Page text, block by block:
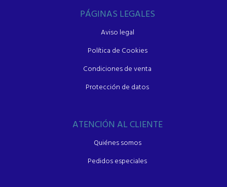
PÁGINAS LEGALES
Aviso legal
Política de Cookies
Condiciones de venta
Protección de datos
ATENCIÓN AL CLIENTE
Quiénes somos
Pedidos especiales